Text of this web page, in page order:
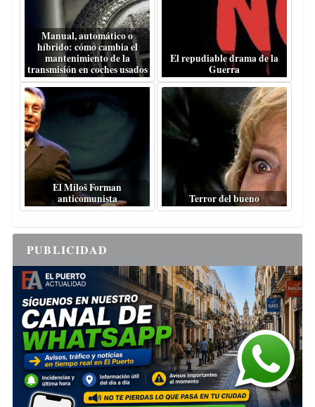
Manual, automático o
híbrido: cómo cambia el
mantenimiento de la
transmisión en coches usados
El repudiable drama de la
Guerra
El Miloš Forman
anticomunista
Terror del bueno
PUBLICIDAD